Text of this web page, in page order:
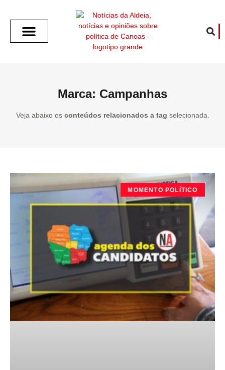
Marca: Campanhas
Veja abaixo os conteúdos relacionados a tag selecionada.
MOMENTO POLÍTICO